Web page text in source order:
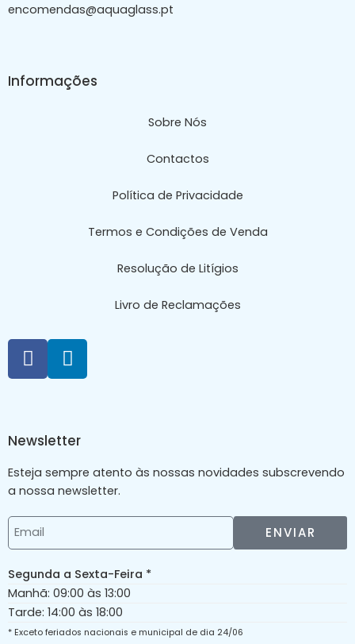
encomendas@aquaglass.pt
Informações
Sobre Nós
Contactos
Política de Privacidade
Termos e Condições de Venda
Resolução de Litígios
Livro de Reclamações
Newsletter
Esteja sempre atento às nossas novidades subscrevendo
a nossa newsletter.
ENVIAR
Segunda a Sexta-Feira *
Manhã: 09:00 às 13:00
Tarde: 14:00 às 18:00
* Exceto feriados nacionais e municipal de dia 24/06